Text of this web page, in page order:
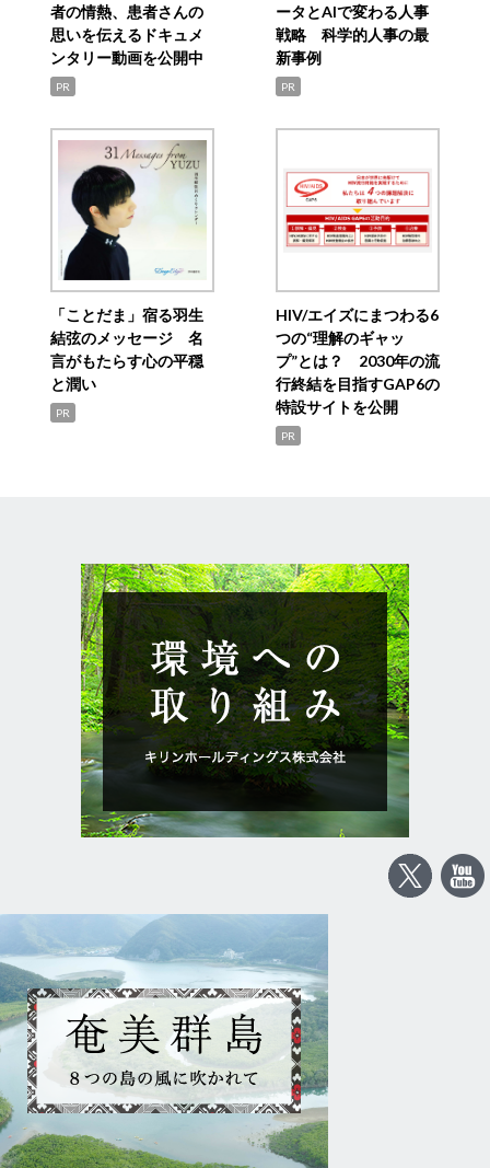
者の情熱、患者さんの
思いを伝えるドキュメ
ンタリー動画を公開中
PR
ータとAIで変わる人事
戦略 科学的人事の最
新事例
PR
「ことだま」宿る羽生
結弦のメッセージ 名
言がもたらす心の平穏
と潤い
PR
HIV/エイズにまつわる6
つの“理解のギャッ
プ”とは？ 2030年の流
行終結を目指すGAP6の
特設サイトを公開
PR